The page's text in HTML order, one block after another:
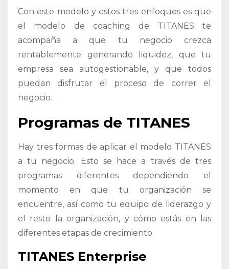
Con este modelo y estos tres enfoques es que
el modelo de coaching de TITANES te
acompaña a que tu negocio crezca
rentablemente generando liquidez, que tu
empresa sea autogestionable, y que todos
puedan disfrutar el proceso de correr el
negocio.
Programas de TITANES
Hay tres formas de aplicar el modelo TITANES
a tu negocio. Esto se hace a través de tres
programas diferentes dependiendo el
momento en que tu organización se
encuentre, así como tu equipo de liderazgo y
el resto la organización, y cómo estás en las
diferentes etapas de crecimiento.
TITANES Enterprise